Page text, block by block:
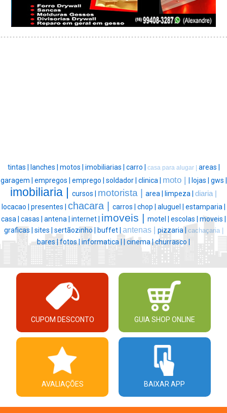
tintas | lanches | motos | imobiliarias | carro | casa para alugar | areas |
garagem | empregos | emprego | soldador | clinica | moto | | lojas | gws |
imobiliaria | cursos | motorista | area | limpeza | diaria |
locacao | presentes | chacara | carros | chop | aluguel | estamparia |
casa | casas | antena | internet | imoveis | motel | escolas | moveis |
graficas | sites | sertãozinho | buffet | antenas | pizzaria | cachaçaria |
bares | fotos | informatica | |cinema |churrasco |
CUPOM DESCONTO GUIA SHOP ONLINE
AVALIAÇÕES BAIXAR APP